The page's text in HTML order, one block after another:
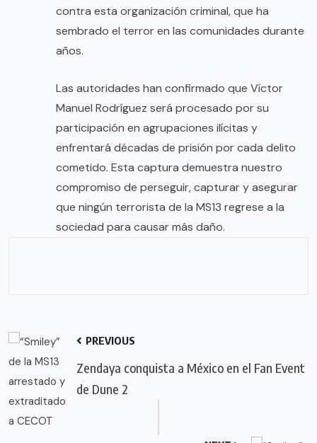
contra esta organización criminal, que ha
sembrado el terror en las comunidades durante
años.
Las autoridades han confirmado que Víctor
Manuel Rodríguez será procesado por su
participación en agrupaciones ilícitas y
enfrentará décadas de prisión por cada delito
cometido. Esta captura demuestra nuestro
compromiso de perseguir, capturar y asegurar
que ningún terrorista de la MS13 regrese a la
sociedad para causar más daño.
PREVIOUS
Zendaya conquista a México en el Fan Event
de Dune 2